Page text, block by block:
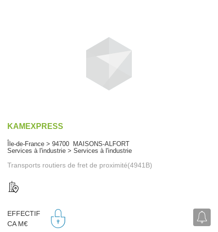
KAMEXPRESS
Île-de-France > 94700 MAISONS-ALFORT
Services à l'industrie > Services à l'industrie
Transports routiers de fret de proximité(4941B)
EFFECTIF
CA M€